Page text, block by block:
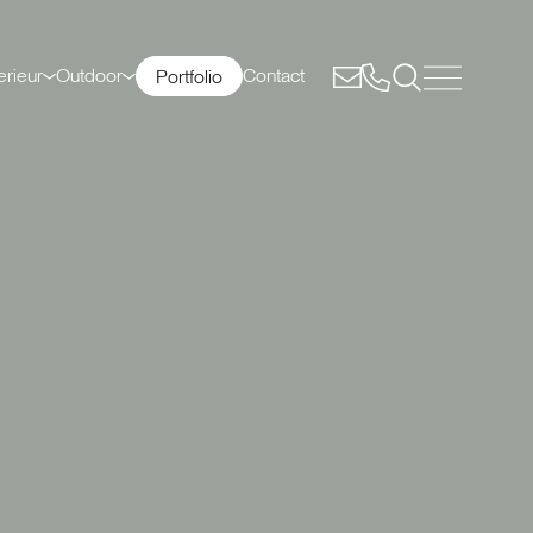
Outdoor Portfolio Contact